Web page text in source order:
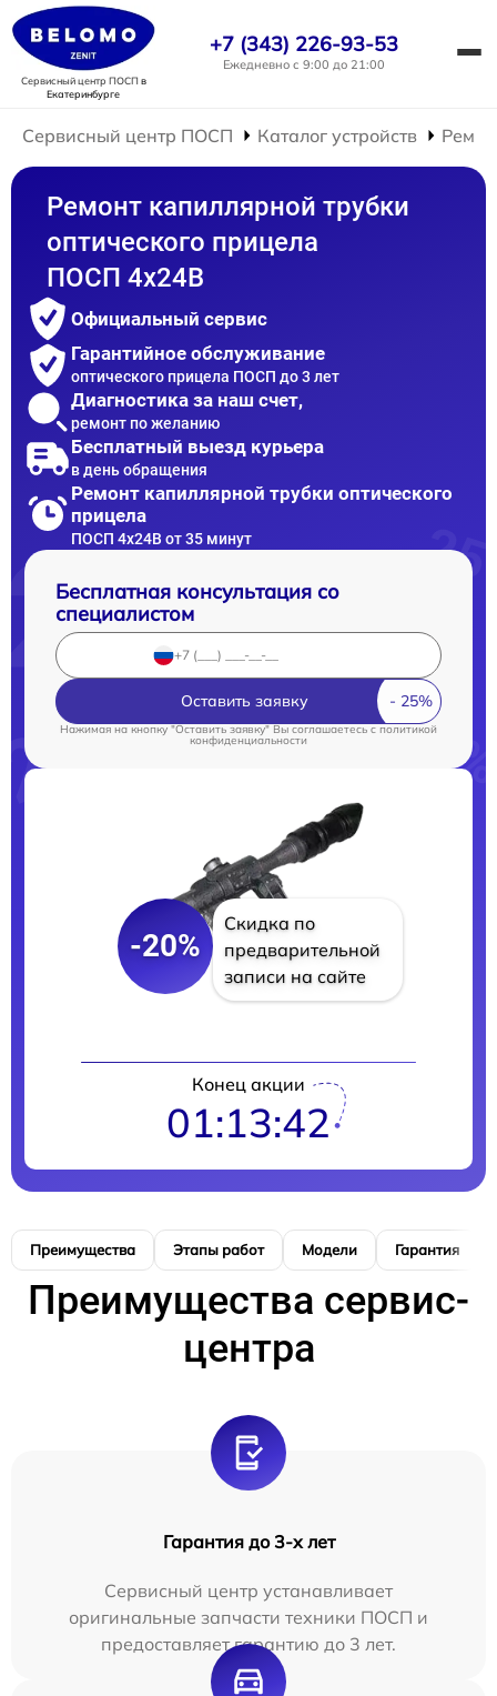
Сервисный центр ПОСПв
Екатеринбурге
+7 (343) 226-93-53
Ежедневно с 9:00 до 21:00
Сервисный центр ПОСП Каталог устройств
Ремонт капиллярной трубки
оптического прицела
ПОСП 4x24B
Официальный сервис
Гарантийное обслуживание
оптического прицела ПОСП до 3 лет
Диагностика за наш счет,
ремонт по желанию
Бесплатный выезд курьера
в день обращения
Ремонт капиллярной трубки оптического
прицела
ПОСП 4x24B от 35 минут
Бесплатная консультация со
специалистом
Оставить заявку
Нажимая на кнопку "Оставить заявку" Вы соглашаетесь cполитикой
конфиденциальности
-20%
Скидка по
предварительной
записи на сайте
Конец акции
01:13:41
Преимущества Этапы работ Модели Гарантия
Преимущества сервис-
центра
Гарантия до 3-х лет
Сервисный центр устанавливает
оригинальные запчасти техники ПОСП и
предоставляет гарантию до 3 лет.